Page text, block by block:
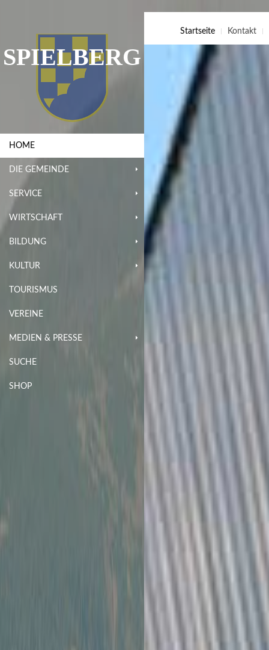
SPIELBERG
HOME
DIE GEMEINDE
SERVICE
WIRTSCHAFT
BILDUNG
KULTUR
TOURISMUS
VEREINE
MEDIEN & PRESSE
SUCHE
SHOP
Startseite Kontakt